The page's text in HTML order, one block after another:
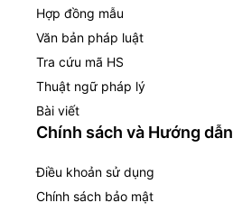
Hợp đồng mẫu
Văn bản pháp luật
Tra cứu mã HS
Thuật ngữ pháp lý
Bài viết
Chính sách và Hướng dẫn
Điều khoản sử dụng
Chính sách bảo mật